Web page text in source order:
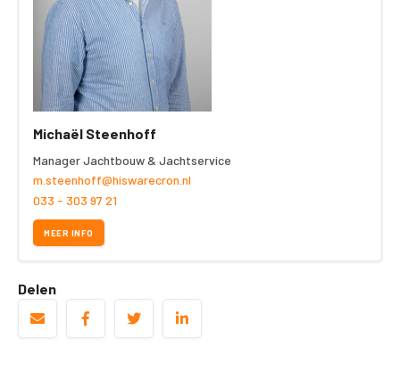
Michaël Steenhoff
Manager Jachtbouw & Jachtservice
m.steenhoff@hiswarecron.nl
033 - 303 97 21
MEER INFO
Delen